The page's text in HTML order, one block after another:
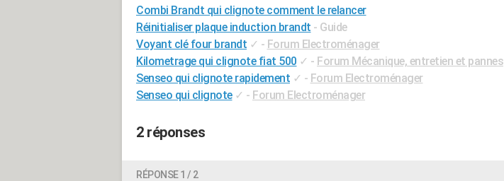
Combi Brandt qui clignote comment le relancer
Réinitialiser plaque induction brandt - Guide
Voyant clé four brandt ✓ - Forum Electroménager
Kilometrage qui clignote fiat 500 ✓ - Forum Mécanique, entretien et pannes
Senseo qui clignote rapidement ✓ - Forum Electroménager
Senseo qui clignote ✓ - Forum Electroménager
2 réponses
RÉPONSE 1 / 2